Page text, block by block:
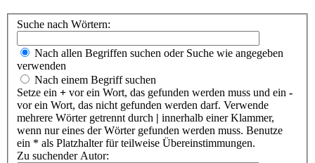
Suche nach Wörtern:
Nach allen Begriffen suchen oder Suche wie angegeben
verwenden
Nach einem Begriff suchen
Setze ein + vor ein Wort, das gefunden werden muss und ein -
vor ein Wort, das nicht gefunden werden darf. Verwende
mehrere Wörter getrennt durch | innerhalb einer Klammer,
wenn nur eines der Wörter gefunden werden muss. Benutze
ein * als Platzhalter für teilweise Übereinstimmungen.
Zu suchender Autor: